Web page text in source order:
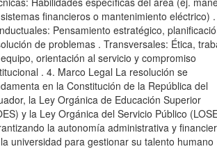
financieros o mantenimiento eléctrico) .
Pensamiento estratégico,
de problemas . Transversales: Ética,
orientación al servicio y compromiso
. 4. Marco Legal La resolución se
en la Constitución de la República del
la Ley Orgánica de Educación Superior
y la Ley Orgánica del Servicio Público
la autonomía administrativa y
universidad para gestionar su talento humano